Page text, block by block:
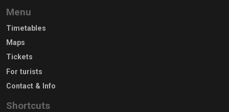
Menu
Timetables
Maps
Tickets
For turists
Contact & Info
Shortcuts